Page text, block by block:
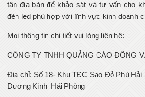
tận địa bàn để khảo sát và tư vấn cho
đèn led phù hợp với lĩnh vực kinh doanh
Mọi thông tin chi tiết vui lòng liên hệ:
CÔNG TY TNHH QUẢNG CÁO ĐỒNG
Địa chỉ: Số 18- Khu TĐC Sao Đỏ Phú Hải
Dương Kinh, Hải Phòng